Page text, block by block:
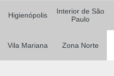
Higienópolis
Interior de São
Paulo
Vila Mariana Zona Norte